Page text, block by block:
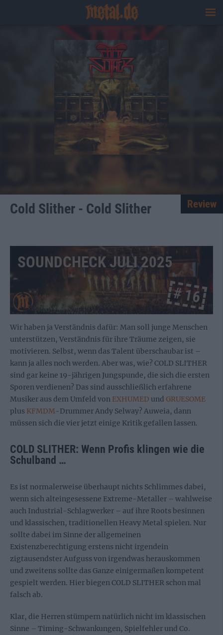
Cold Slither - Cold Slither Review
SOUNDCHECK JULI 2025
# 16
Wir haben ja Verständnis dafür: Man soll junge Menschen
unterstützen, Verständnis für ihre Träume zeigen, sie
motivieren. Selbst, wenn das Talent überschaubar ist –
kann ja alles noch werden. Aber was, wie? COLD SLITHER
sind gar keine 19-jährigen Jungspunde, die sich die ersten
Sporen verdienen? Das sind ausschließlich erfahrene
Musiker aus dem Umfeld von EXHUMED und GRUESOME
plus KFMDM-Drummer Andy Selway? Auweia, dann
müssen sich die vier jetzt einige Kritik gefallen lassen.
COLD SLITHER: Wenn Profis klingen wie die
Schulband …
Es ist normalerweise überhaupt nichts Schlimmes dabei,
wenn sich alteingesessene Extreme-Metaller – wahlweise
auch Industrial-Schlagwerker – auf ihre Roots besinnen
und klassischen, traditionellen Heavy Metal spielen. Nur
sollte dabei im Sinne der allgemeinen
Existenzberechtigung erstens nicht irgendein
zigtausendster Aufguss von irgendwas herauskommen
und zweitens sollte das Ganze einigermaßen kompetent
gespielt werden. Hier biegen COLD SLITHER schon mal
falsch ab.
Klar, die Herren stümpern natürlich nicht im klassischen
Sinne – Timing-Schwankungen, Spielfehler und Co.